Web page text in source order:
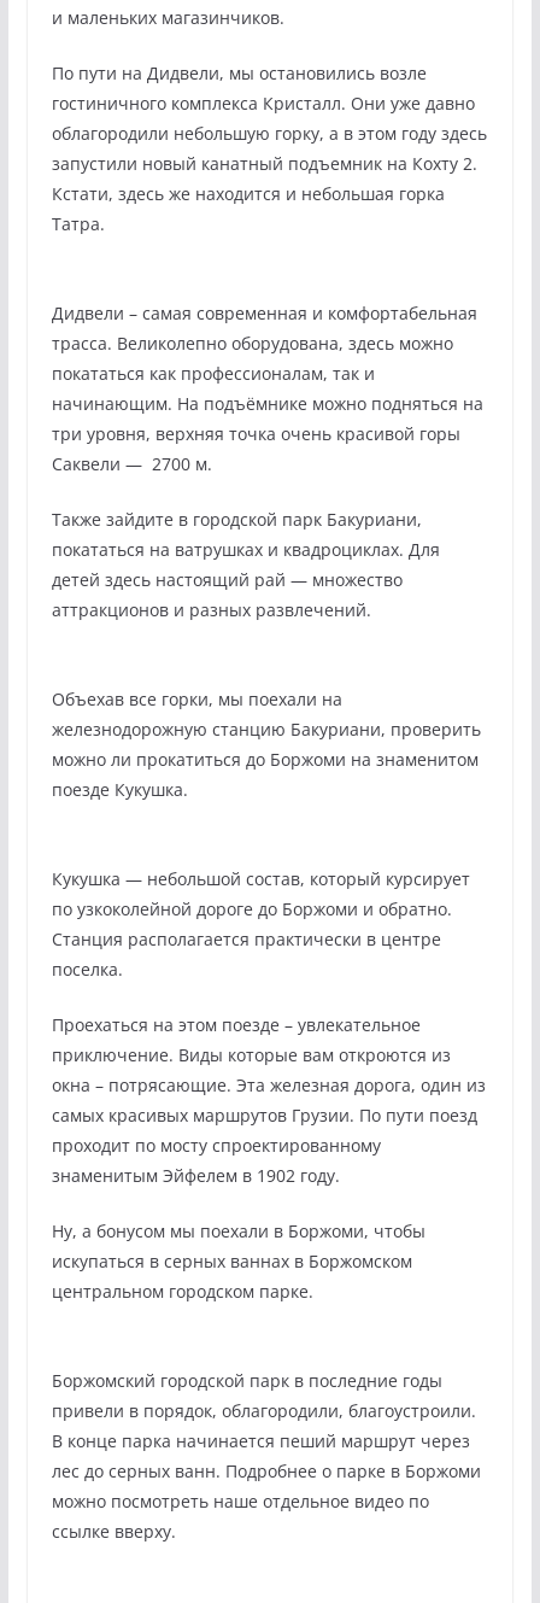
и маленьких магазинчиков.
По пути на Дидвели, мы остановились возле
гостиничного комплекса Кристалл. Они уже давно
облагородили небольшую горку, а в этом году здесь
запустили новый канатный подъемник на Кохту 2.
Кстати, здесь же находится и небольшая горка
Татра.
Дидвели – самая современная и комфортабельная
трасса. Великолепно оборудована, здесь можно
покататься как профессионалам, так и
начинающим. На подъёмнике можно подняться на
три уровня, верхняя точка очень красивой горы
Саквели — 2700 м.
Также зайдите в городской парк Бакуриани,
покататься на ватрушках и квадроциклах. Для
детей здесь настоящий рай — множество
аттракционов и разных развлечений.
Объехав все горки, мы поехали на
железнодорожную станцию Бакуриани, проверить
можно ли прокатиться до Боржоми на знаменитом
поезде Кукушка.
Кукушка — небольшой состав, который курсирует
по узкоколейной дороге до Боржоми и обратно.
Станция располагается практически в центре
поселка.
Проехаться на этом поезде – увлекательное
приключение. Виды которые вам откроются из
окна – потрясающие. Эта железная дорога, один из
самых красивых маршрутов Грузии. По пути поезд
проходит по мосту спроектированному
знаменитым Эйфелем в 1902 году.
Ну, а бонусом мы поехали в Боржоми, чтобы
искупаться в серных ваннах в Боржомском
центральном городском парке.
Боржомский городской парк в последние годы
привели в порядок, облагородили, благоустроили.
В конце парка начинается пеший маршрут через
лес до серных ванн. Подробнее о парке в Боржоми
можно посмотреть наше отдельное видео по
ссылке вверху.